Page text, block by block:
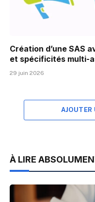
Création d’une SAS
et spécificités multi-
29 juin 2026
AJOUTER
À LIRE